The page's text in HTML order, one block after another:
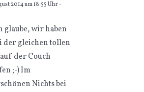
2014 um 18:55 Uhr-
glaube, wir haben
der gleichen tollen
der Couch
;-) Im
Nichts bei